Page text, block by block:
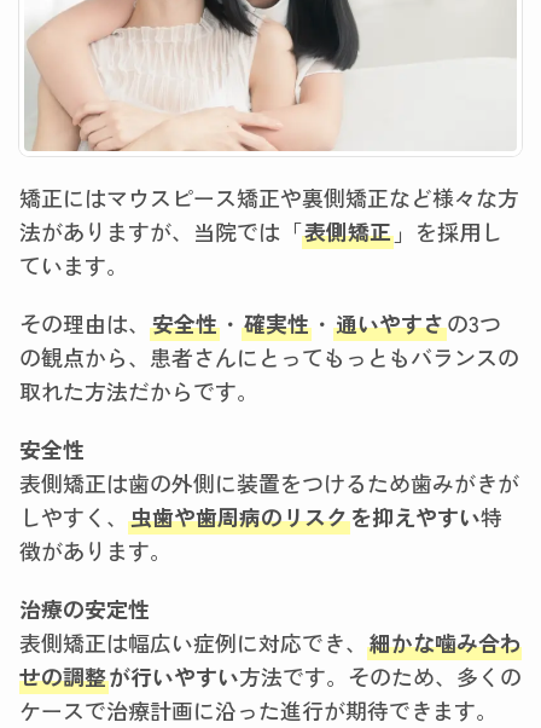
矯正にはマウスピース矯正や裏側矯正など様々な方
法がありますが、当院では「表側矯正 」を採用し
ています。
その理由は、 安全性 ・ 確実性 ・ 通いやすさの3つ
の観点から、患者さんにとってもっともバランスの
取れた方法だからです。
安全性
表側矯正は歯の外側に装置をつけるため歯みがきが
しやすく、 虫歯や歯周病のリスクを抑えやすい特
徴があります。
治療の安定性
表側矯正は幅広い症例に対応でき、 細かな噛み合わ
せの調整が行いやすい方法です。そのため、多くの
ケースで治療計画に沿った進行が期待できます。